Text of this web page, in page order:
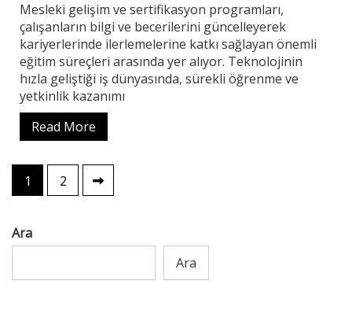
Mesleki gelişim ve sertifikasyon programları,
çalışanların bilgi ve becerilerini güncelleyerek
kariyerlerinde ilerlemelerine katkı sağlayan önemli
eğitim süreçleri arasında yer alıyor. Teknolojinin
hızla geliştiği iş dünyasında, sürekli öğrenme ve
yetkinlik kazanımı
Read More
Yazı
sayfalaması
1 2
Ara
Ara